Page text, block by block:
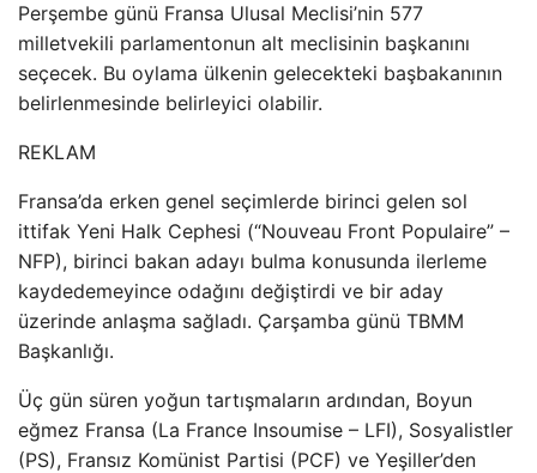
Perşembe günü Fransa Ulusal Meclisi’nin 577
milletvekili parlamentonun alt meclisinin başkanını
seçecek. Bu oylama ülkenin gelecekteki başbakanının
belirlenmesinde belirleyici olabilir.
REKLAM
Fransa’da erken genel seçimlerde birinci gelen sol
ittifak Yeni Halk Cephesi (“Nouveau Front Populaire” –
NFP), birinci bakan adayı bulma konusunda ilerleme
kaydedemeyince odağını değiştirdi ve bir aday
üzerinde anlaşma sağladı. Çarşamba günü TBMM
Başkanlığı.
Üç gün süren yoğun tartışmaların ardından, Boyun
eğmez Fransa (La France Insoumise – LFI), Sosyalistler
(PS), Fransız Komünist Partisi (PCF) ve Yeşiller’den